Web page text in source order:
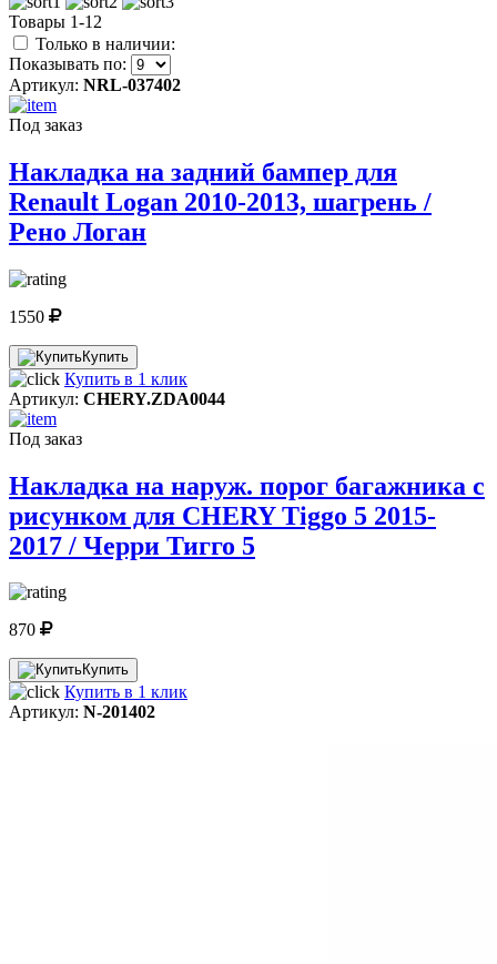
Товары 1-12
Только в наличии:
Показывать по:
Артикул: NRL-037402
Под заказ
Накладка на задний бампер для
Renault Logan 2010-2013, шагрень /
Рено Логан
1550
Купить
Купить в 1 клик
Артикул: CHERY.ZDA0044
Под заказ
Накладка на наруж. порог багажника с
рисунком для CHERY Tiggo 5 2015-
2017 / Черри Тигго 5
870
Купить
Купить в 1 клик
Артикул: N-201402